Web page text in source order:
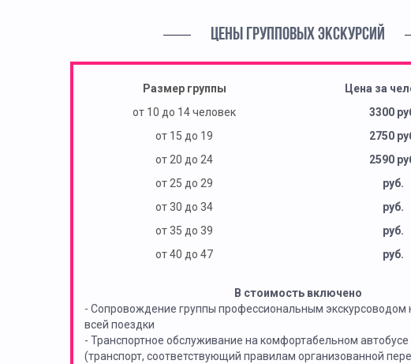
ЦЕНЫ ГРУППОВЫХ ЭКСКУРСИЙ
Размер группы
Цена за
от 10 до 14 человек
3300
от 15 до 19
2750
от 20 до 24
2590
от 25 до 29
руб.
от 30 до 34
руб.
от 35 до 39
руб.
от 40 до 47
руб.
В стоимость включено
- Сопровождение группы профессиональным экскурсоводом
всей поездки
- Транспортное обслуживание на комфортабельном автобусе
(транспорт, соответствующий правилам организованной